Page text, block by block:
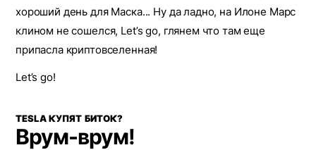
хороший день для Маска... Ну да ладно, на Илоне Марс
клином не сошелся, Let’s go, глянем что там еще
припасла криптовселенная!
Let’s go!
TESLA КУПЯТ БИТОК?
Врум-врум!